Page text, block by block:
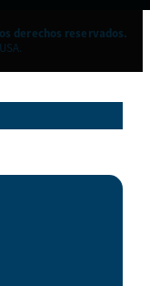
derechos reservados.